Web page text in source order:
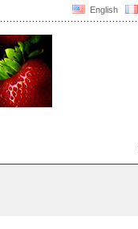
English